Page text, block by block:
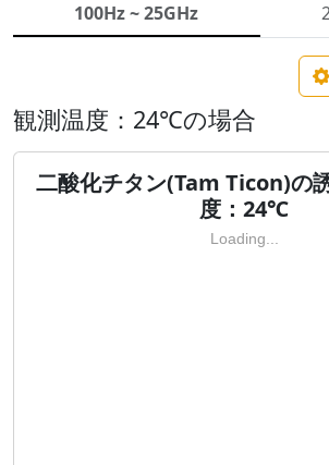
100Hz ~ 25GHz
観測温度：24℃の場合
二酸化チタン(Tam Ticon)の
度：24℃
Loading...